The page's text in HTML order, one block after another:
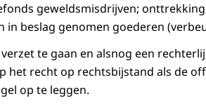
geweldsmisdrijven;
in beslag genomen goederen
te gaan en alsnog een
het recht op rechtsbijstand als de
op te leggen.